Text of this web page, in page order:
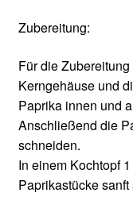
Zubereitung:
Für die
Kerngehäuse und
Paprika innen und
Anschließend die
schneiden.
In einem Kochtopf
Paprikastücke